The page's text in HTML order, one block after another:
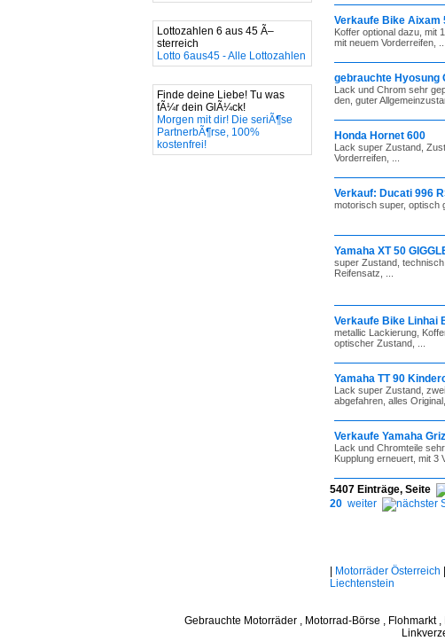
Lottozahlen 6 aus 45 Ã–
sterreich
Lotto 6aus45 - Alle Lottozahlen
Finde deine Liebe! Tu was
fÃ¼r dein GlÃ¼ck!
Morgen mit dir! Die seriÃ¶se
PartnerbÃ¶rse, 100%
kostenfrei!
Verkaufe Bike Aixam
Koffer optional dazu, mit
mit neuem Vorderreifen, ...
gebrauchte Hyosung
Lack und Chrom sehr
den, guter
Honda Hornet 600
Lack super Zustand,
Vorderreifen, ...
Verkauf: Ducati 996
motorisch super, optisch
Yamaha XT 50
super Zustand,
Reifensatz, ...
Verkaufe Bike Linhai
metallic Lackierung,
optischer Zustand, ...
Yamaha TT 90
Lack super Zustand,
abgefahren, alles
Verkaufe Yamaha
Lack und Chromteile
Kupplung erneuert, mit 3
5407 Einträge, Seite
20 weiter
Motorräder Österreich
Liechtenstein
Gebrauchte Motorräder , Motorrad-Börse , Flohmarkt